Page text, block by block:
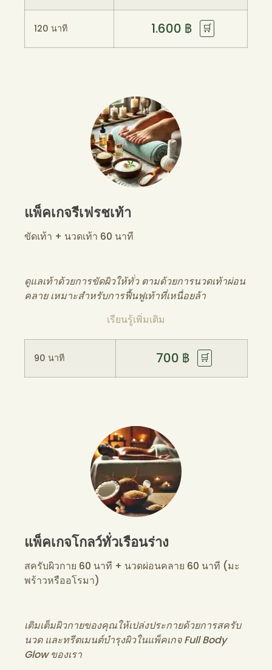
120 นาที 1.600 ฿ 🛒
แพ็คเกจรีเฟรชเท้า
ขัดเท้า + นวดเท้า 60 นาที
ดูแลเท้าด้วยการขัดผิวให้ทั่ว ตามด้วยการนวดเท้าผ่อน
คลาย เหมาะสำหรับการฟื้นฟูเท้าที่เหนื่อยล้า
เรียนรู้เพิ่มเติม
90 นาที 700 ฿ 🛒
แพ็คเกจโกลว์ทั่วเรือนร่าง
สครับผิวกาย 60 นาที + นวดผ่อนคลาย 60 นาที (มะ
พร้าวหรืออโรมา)
เติมเต็มผิวกายของคุณให้เปล่งประกายด้วยการสครับ
นวด และทรีตเมนต์บำรุงผิวในแพ็คเกจ Full Body
Glow ของเรา